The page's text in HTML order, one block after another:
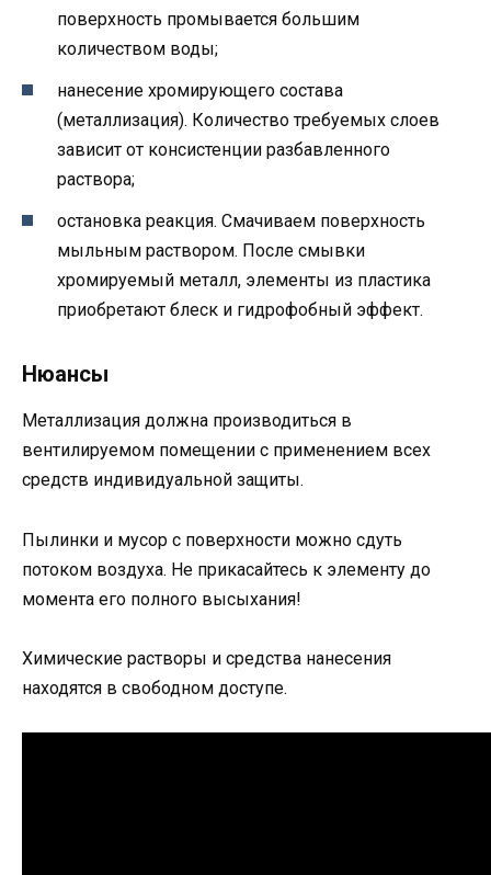
поверхность промывается большим
количеством воды;
нанесение хромирующего состава
(металлизация). Количество требуемых слоев
зависит от консистенции разбавленного
раствора;
остановка реакция. Смачиваем поверхность
мыльным раствором. После смывки
хромируемый металл, элементы из пластика
приобретают блеск и гидрофобный эффект.
Нюансы
Металлизация должна производиться в
вентилируемом помещении с применением всех
средств индивидуальной защиты.
Пылинки и мусор с поверхности можно сдуть
потоком воздуха. Не прикасайтесь к элементу до
момента его полного высыхания!
Химические растворы и средства нанесения
находятся в свободном доступе.